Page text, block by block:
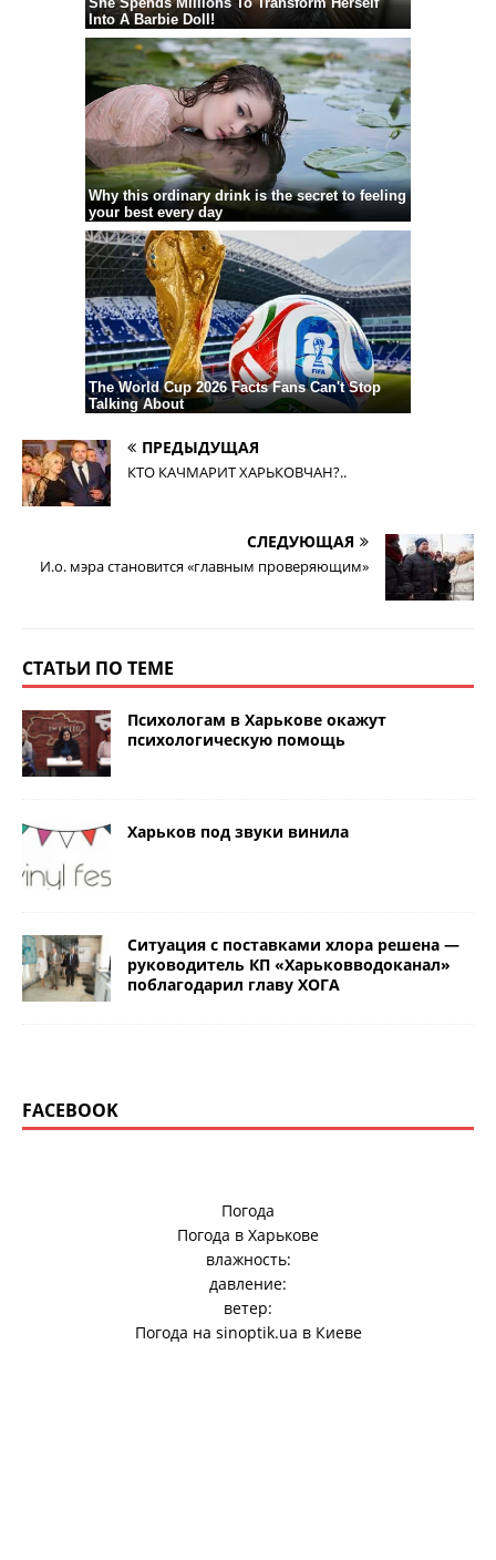
ПРЕДЫДУЩАЯ
КТО КАЧМАРИТ ХАРЬКОВЧАН?..
СЛЕДУЮЩАЯ
И.о. мэра становится «главным проверяющим»
СТАТЬИ ПО ТЕМЕ
Психологам в Харькове окажут
психологическую помощь
Харьков под звуки винила
Ситуация с поставками хлора решена —
руководитель КП «Харьковводоканал»
поблагодарил главу ХОГА
FACEBOOK
Погода
Погода в Харькове
влажность:
давление:
ветер:
Погода на sinoptik.ua в Киеве